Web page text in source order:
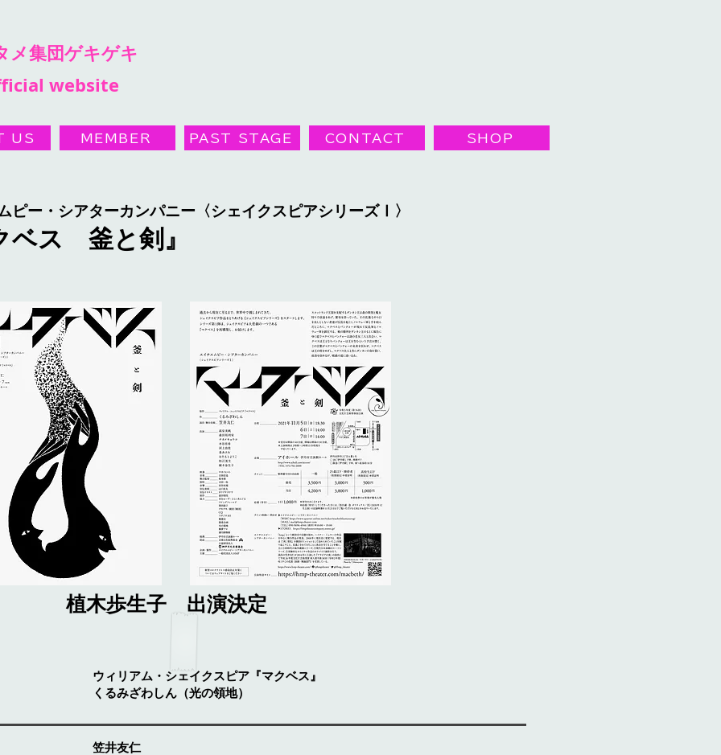
メ集団ゲキゲキ
website
US MEMBER PAST STAGE CONTACT SHOP
ピー・シアターカンパニー〈シェイクスピアシリーズⅠ〉
ベス 釜と剣』
植木歩生子 出演決定
ウィリアム・シェイクスピア『マクベス』
くるみざわしん（光の領地）
笠井友仁